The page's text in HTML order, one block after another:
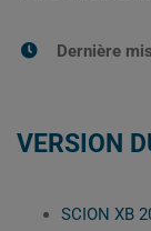
Dernière
VERSION
SCION XB